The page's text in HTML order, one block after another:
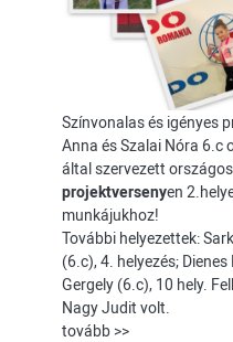
Színvonalas és igényes
Anna és Szalai Nóra 6.c
által szervezett országos
projektversenyen
munkájukhoz!
További helyezettek:
(6.c), 4. helyezés;
Gergely (6.c), 10 hely.
Nagy Judit volt.
tovább >>